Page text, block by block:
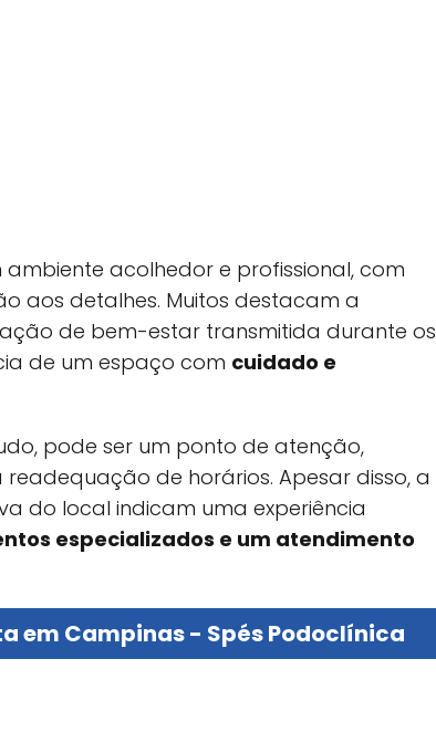
acolhedor e profissional, com
aos detalhes. Muitos destacam a
de bem-estar transmitida durante os
de um espaço com cuidado e
pode ser um ponto de atenção,
de horários. Apesar disso, a
do local indicam uma experiência
especializados e um atendimento
em Campinas - Spés Podoclínica